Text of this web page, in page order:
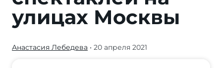
улицах Москвы
Чтобы
Анастасия Лебедева • 20 апреля 2021